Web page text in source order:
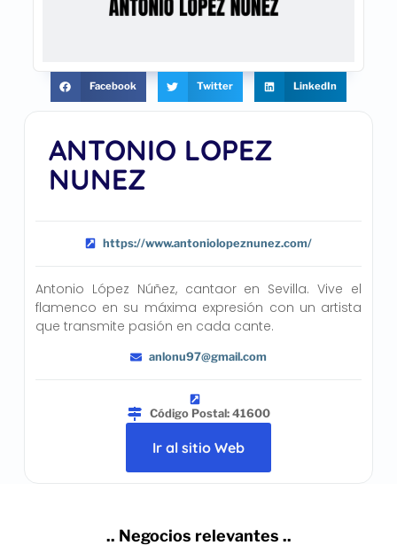
ANTONIO LOPEZ
NUNEZ
https://www.antoniolopeznunez.com/
Antonio López Núñez, cantaor en Sevilla. Vive el
flamenco en su máxima expresión con un artista
que transmite pasión en cada cante.
anlonu97@gmail.com
Código Postal: 41600
Ir al sitio Web
Facebook Twitter LinkedIn
.. Negocios relevantes ..